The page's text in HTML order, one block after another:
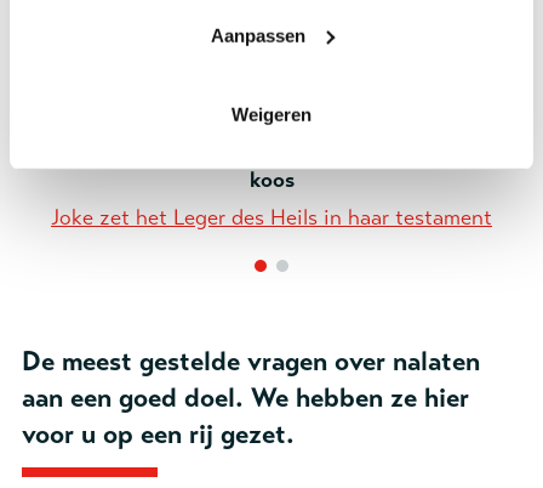
Aanpassen
Weigeren
mensen, ongeacht wie je bent'
koos
Joke zet het Leger des Heils in haar testament
De meest gestelde vragen over nalaten
aan een goed doel. We hebben ze hier
voor u op een rij gezet.